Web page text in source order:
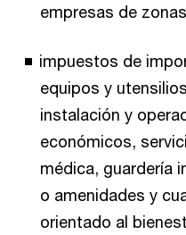
empresas de
impuestos de
equipos y
instalación y
económicos,
médica, guardería
o amenidades y
orientado al